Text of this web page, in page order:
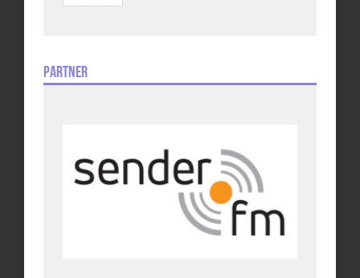
Partner